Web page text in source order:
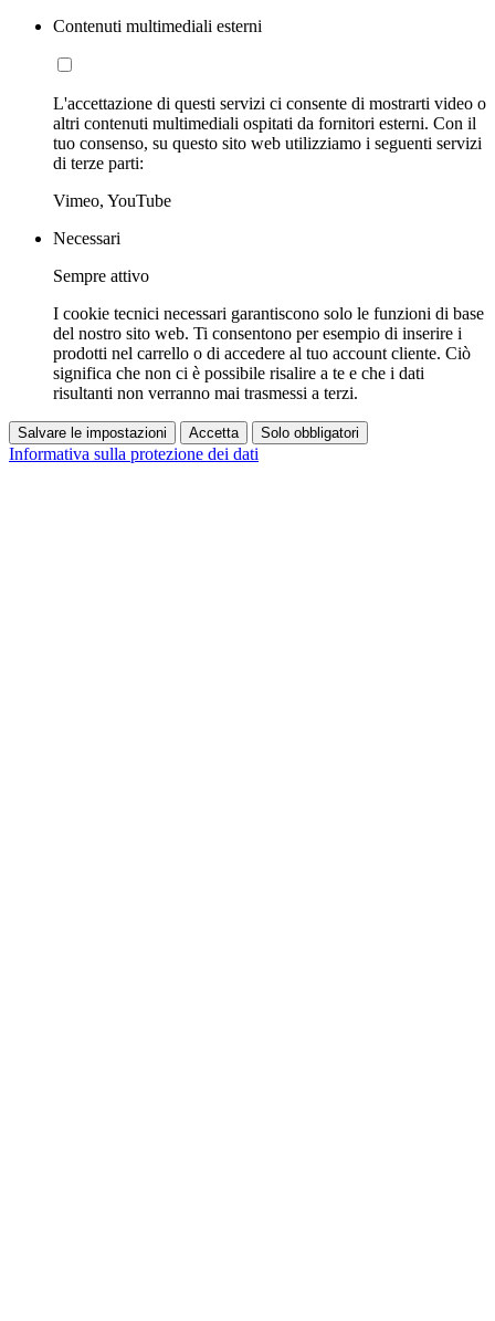
Contenuti multimediali esterni
L'accettazione di questi servizi ci consente di mostrarti video o
altri contenuti multimediali ospitati da fornitori esterni. Con il
tuo consenso, su questo sito web utilizziamo i seguenti servizi
di terze parti:
Vimeo, YouTube
Necessari
Sempre attivo
I cookie tecnici necessari garantiscono solo le funzioni di base
del nostro sito web. Ti consentono per esempio di inserire i
prodotti nel carrello o di accedere al tuo account cliente. Ciò
significa che non ci è possibile risalire a te e che i dati
risultanti non verranno mai trasmessi a terzi.
Salvare le impostazioni Accetta Solo obbligatori
Informativa sulla protezione dei dati